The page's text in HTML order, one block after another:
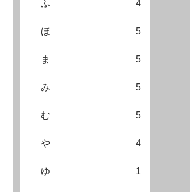
ふ 4
ほ 5
ま 5
み 5
む 5
や 4
ゆ 1